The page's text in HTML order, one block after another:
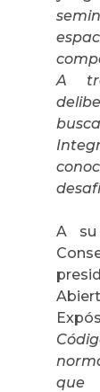
A
A su
que